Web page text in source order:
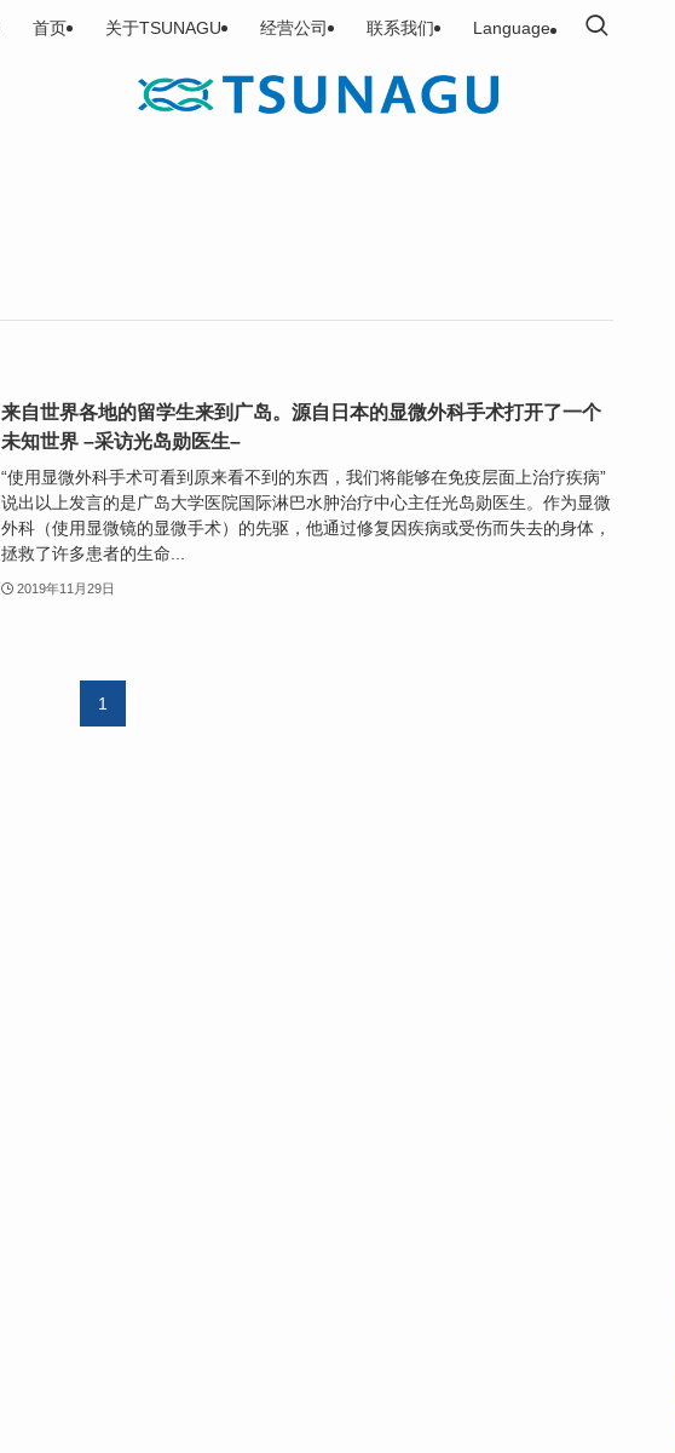
首页 关于TSUNAGU 经营公司 联系我们 Language
来自世界各地的留学生来到广岛。源自日本的显微外科手术打开了一个
未知世界 –采访光岛勋医生–
“使用显微外科手术可看到原来看不到的东西，我们将能够在免疫层面上治疗疾病”
说出以上发言的是广岛大学医院国际淋巴水肿治疗中心主任光岛勋医生。作为显微
外科（使用显微镜的显微手术）的先驱，他通过修复因疾病或受伤而失去的身体，
拯救了许多患者的生命...
2019年11月29日
1